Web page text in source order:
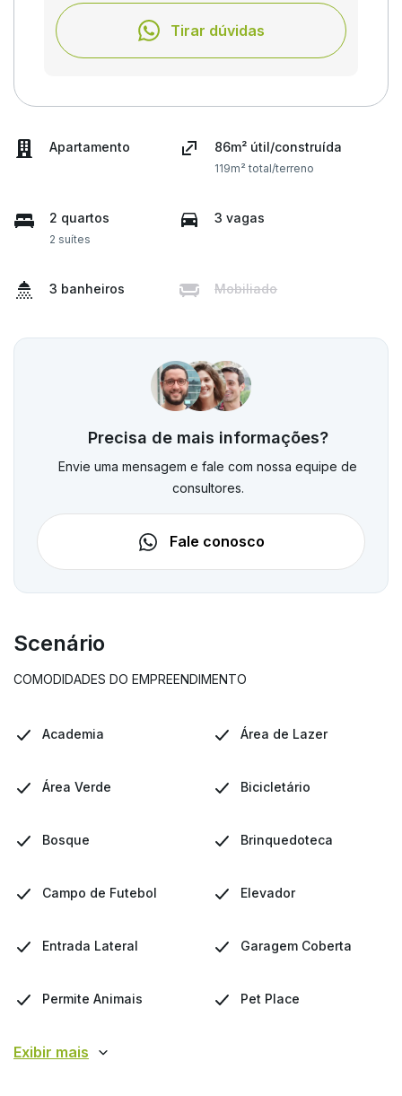
Tirar dúvidas
Apartamento 86m² útil/construída
119m² total/terreno
2 quartos
2 suítes
3 vagas
3 banheiros Mobiliado
Precisa de mais informações?
Envie uma mensagem e fale com nossa equipe de
consultores.
Fale conosco
Scenário
COMODIDADES DO EMPREENDIMENTO
Academia Área de Lazer
Área Verde Bicicletário
Bosque Brinquedoteca
Campo de Futebol Elevador
Entrada Lateral Garagem Coberta
Permite Animais Pet Place
Exibir mais